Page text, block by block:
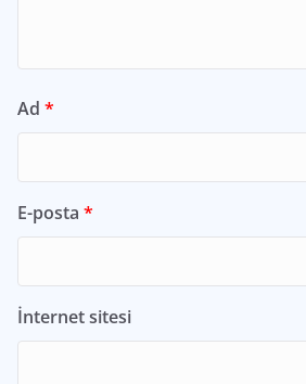
Ad *
E-posta *
İnternet sitesi